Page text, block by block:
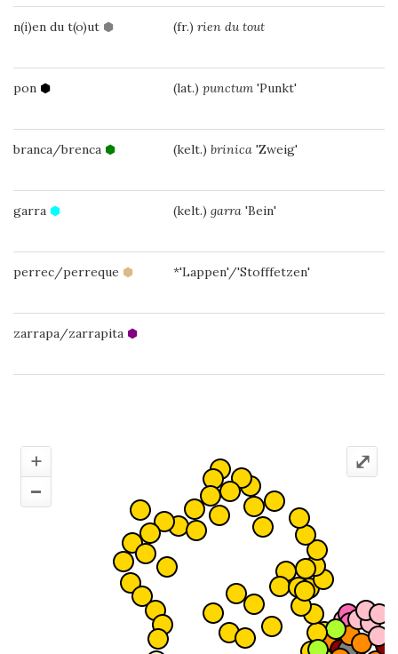
n(i)en du t(o)ut ⬢ (fr.) rien du tout
pon ⬢ (lat.) punctum 'Punkt'
branca/brenca ⬢ (kelt.) brinica 'Zweig'
garra ⬢ (kelt.) garra 'Bein'
perrec/perreque ⬢ *'Lappen'/'Stofffetzen'
zarrapa/zarrapita ⬢
+
–
⤢